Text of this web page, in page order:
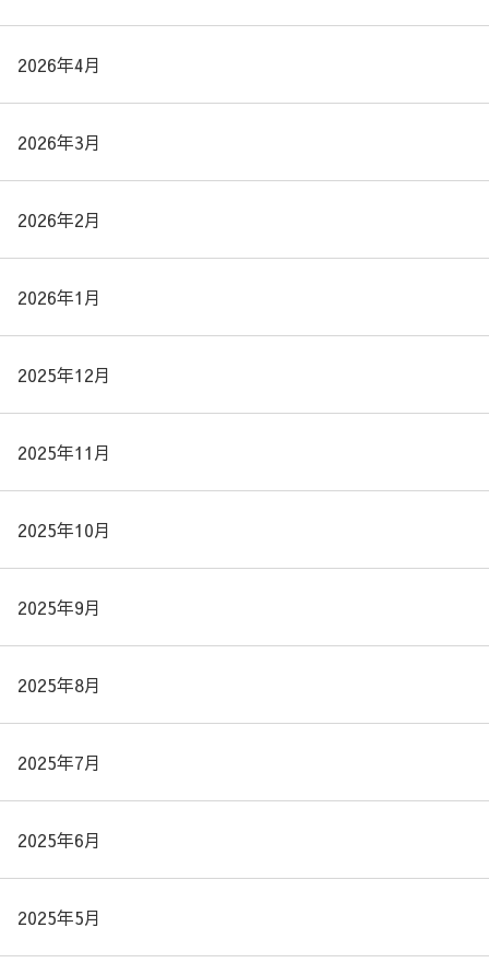
2026年4月
2026年3月
2026年2月
2026年1月
2025年12月
2025年11月
2025年10月
2025年9月
2025年8月
2025年7月
2025年6月
2025年5月